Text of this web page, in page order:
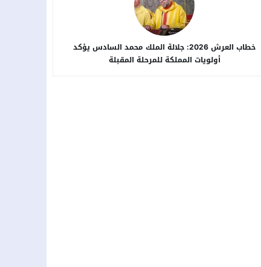
خطاب العرش 2026: جلالة الملك محمد السادس يؤكد
أولويات المملكة للمرحلة المقبلة